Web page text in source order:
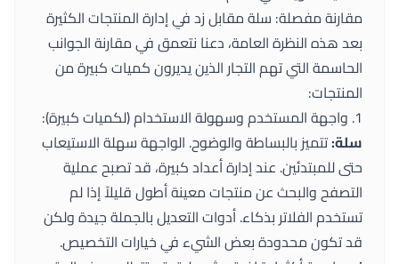
مقارنة مفصلة: سلة مقابل زد في إدارة المنتجات الكثيرة
بعد هذه النظرة العامة، دعنا نتعمق في مقارنة الجوانب
الحاسمة التي تهم التجار الذين يديرون كميات كبيرة من
المنتجات:
1. واجهة المستخدم وسهولة الاستخدام (لكميات كبيرة):
سلة:تتميز بالبساطة والوضوح. الواجهة سهلة الاستيعاب
حتى للمبتدئين. عند إدارة أعداد كبيرة، قد تصبح عملية
التصفح والبحث عن منتجات معينة أطول قليلاً إذا لم
تستخدم الفلاتر بذكاء. أدوات التعديل بالجملة جيدة ولكن
قد تكون محدودة بعض الشيء في خيارات التخصيص.